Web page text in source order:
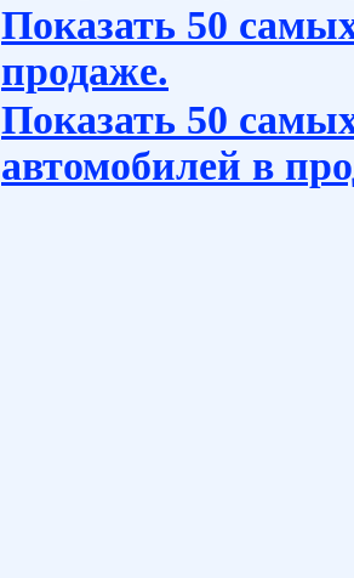
Показать 50
продаже.
Показать 50
автомобилей в